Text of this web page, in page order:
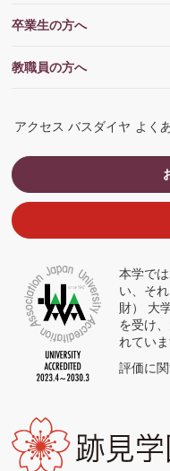
本学で
い、そ
財） 大
を受け
れていま
評価に
卒業生の方へ
教職員の方へ
アクセス バスダイヤ よく